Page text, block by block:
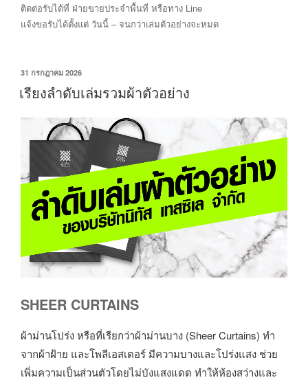
ติดต่อรับได้ที่ ฝ่ายขายประจำพื้นที่ หรือทาง Line
แจ้งขอรับได้ตั้งแต่ วันนี้ – จนกว่าเล่มตัวอย่างจะหมด
31 กรกฎาคม 2026
เรียงลำดับเล่มรวมผ้าตัวอย่าง
SHEER CURTAINS
ผ้าม่านโปร่ง หรือที่เรียกว่าผ้าม่านบาง (Sheer Curtains) ทำ
จากผ้าฝ้าย และโพลีเอสเตอร์ มีความบางและโปร่งแสง ช่วย
เพิ่มความเป็นส่วนตัวโดยไม่บังแสงแดด ทำให้ห้องสว่างและ